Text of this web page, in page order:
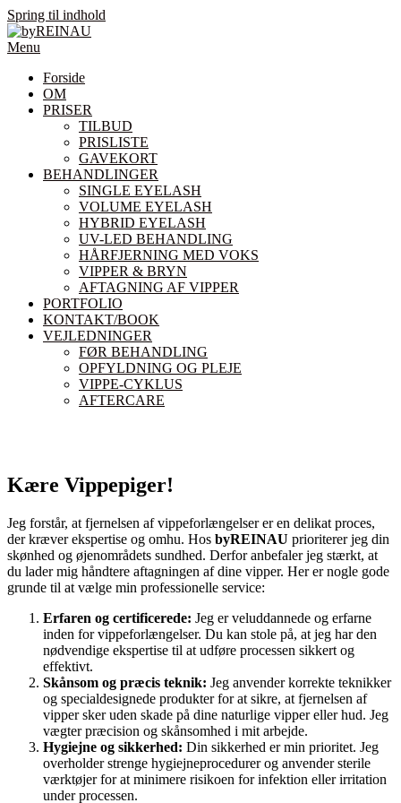
Spring til indhold
Menu
Forside
OM
PRISER
TILBUD
PRISLISTE
GAVEKORT
BEHANDLINGER
SINGLE EYELASH
VOLUME EYELASH
HYBRID EYELASH
UV-LED BEHANDLING
HÅRFJERNING MED VOKS
VIPPER & BRYN
AFTAGNING AF VIPPER
PORTFOLIO
KONTAKT/BOOK
VEJLEDNINGER
FØR BEHANDLING
OPFYLDNING OG PLEJE
VIPPE-CYKLUS
AFTERCARE
Kære Vippepiger!
Jeg forstår, at fjernelsen af vippeforlængelser er en delikat proces,
der kræver ekspertise og omhu. Hos byREINAU prioriterer jeg din
skønhed og øjenområdets sundhed. Derfor anbefaler jeg stærkt, at
du lader mig håndtere aftagningen af dine vipper. Her er nogle gode
grunde til at vælge min professionelle service:
Erfaren og certificerede: Jeg er veluddannede og erfarne
inden for vippeforlængelser. Du kan stole på, at jeg har den
nødvendige ekspertise til at udføre processen sikkert og
effektivt.
Skånsom og præcis teknik: Jeg anvender korrekte teknikker
og specialdesignede produkter for at sikre, at fjernelsen af
vipper sker uden skade på dine naturlige vipper eller hud. Jeg
vægter præcision og skånsomhed i mit arbejde.
Hygiejne og sikkerhed: Din sikkerhed er min prioritet. Jeg
overholder strenge hygiejneprocedurer og anvender sterile
værktøjer for at minimere risikoen for infektion eller irritation
under processen.